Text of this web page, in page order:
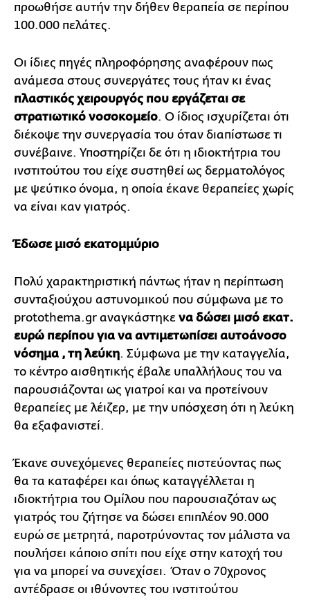
προωθήσε αυτήν την δήθεν θεραπεία σε περίπου
100.000 πελάτες.
Οι ίδιες πηγές πληροφόρησης αναφέρουν πως
ανάμεσα στους συνεργάτες τους ήταν κι ένας
πλαστικός χειρουργός που εργάζεται σε
στρατιωτικό νοσοκομείο. Ο ίδιος ισχυρίζεται ότι
διέκοψε την συνεργασία του όταν διαπίστωσε τι
συνέβαινε. Υποστηρίζει δε ότι η ιδιοκτήτρια του
ινστιτούτου του είχε συστηθεί ως δερματολόγος
με ψεύτικο όνομα, η οποία έκανε θεραπείες χωρίς
να είναι καν γιατρός.
Έδωσε μισό εκατομμύριο
Πολύ χαρακτηριστική πάντως ήταν η περίπτωση
συνταξιούχου αστυνομικού που σύμφωνα με το
protothema.gr αναγκάστηκε να δώσει μισό εκατ.
ευρώ περίπου για να αντιμετωπίσει αυτοάνοσο
νόσημα , τη λεύκη. Σύμφωνα με την καταγγελία,
το κέντρο αισθητικής έβαλε υπαλλήλους του να
παρουσιάζονται ως γιατροί και να προτείνουν
θεραπείες με λέιζερ, με την υπόσχεση ότι η λεύκη
θα εξαφανιστεί.
Έκανε συνεχόμενες θεραπείες πιστεύοντας πως
θα τα καταφέρει και όπως καταγγέλλεται η
ιδιοκτήτρια του Ομίλου που παρουσιαζόταν ως
γιατρός του ζήτησε να δώσει επιπλέον 90.000
ευρώ σε μετρητά, παροτρύνοντας τον μάλιστα να
πουλήσει κάποιο σπίτι που είχε στην κατοχή του
για να μπορεί να συνεχίσει. Όταν ο 70χρονος
αντέδρασε οι ιθύνοντες του ινστιτούτου